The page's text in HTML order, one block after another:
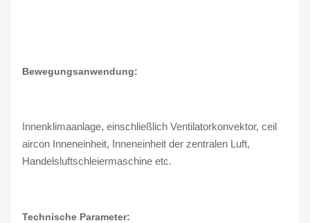
Bewegungsanwendung:
Innenklimaanlage, einschließlich Ventilatorkonvektor, ceil
aircon Inneneinheit, Inneneinheit der zentralen Luft,
Handelsluftschleiermaschine etc.
Technische Parameter: